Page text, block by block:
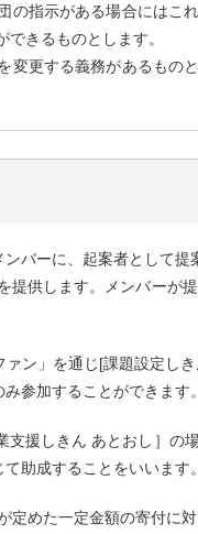
の指示がある場合にはこ
きるものとします。
変更する義務があるも
バーに、起案者として
提供します。メンバーが
ン」を通じ[課題設定し
参加することができます
援しきん あとおし］の
て助成することをいいます
めた一定金額の寄付に